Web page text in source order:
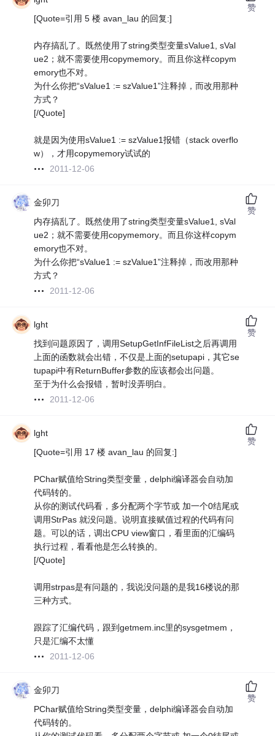
[Quote=引用 5 楼 avan_lau 的回复:]
内存搞乱了。既然使用了string类型变量sValue1, sVal
ue2；就不需要使用copymemory。而且你这样copym
emory也不对。
为什么你把“sValue1 := szValue1”注释掉，而改用那种
方式？
[/Quote]
就是因为使用sValue1 := szValue1报错（stack overflo
w），才用copymemory试试的
2011-12-06
赞
金卯刀
内存搞乱了。既然使用了string类型变量sValue1, sVal
ue2；就不需要使用copymemory。而且你这样copym
emory也不对。
为什么你把“sValue1 := szValue1”注释掉，而改用那种
方式？
2011-12-06
赞
lght
找到问题原因了，调用SetupGetInfFileList之后再调用
上面的函数就会出错，不仅是上面的setupapi，其它se
tupapi中有ReturnBuffer参数的应该都会出问题。
至于为什么会报错，暂时没弄明白。
2011-12-06
赞
lght
[Quote=引用 17 楼 avan_lau 的回复:]
PChar赋值给String类型变量，delphi编译器会自动加
代码转的。
从你的测试代码看，多分配两个字节或 加一个0结尾或
调用StrPas 就没问题。说明直接赋值过程的代码有问
题。可以的话，调出CPU view窗口，看里面的汇编码
执行过程，看看他是怎么转换的。
[/Quote]
调用strpas是有问题的，我说没问题的是我16楼说的那
三种方式。
跟踪了汇编代码，跟到getmem.inc里的sysgetmem，
只是汇编不太懂
2011-12-06
赞
金卯刀
PChar赋值给String类型变量，delphi编译器会自动加
代码转的。
赞